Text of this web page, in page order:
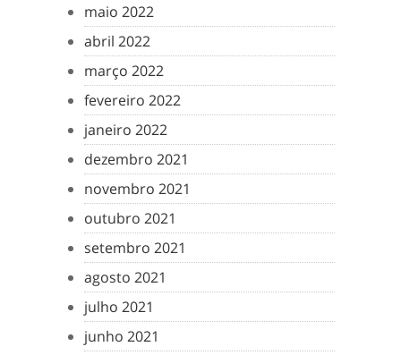
maio 2022
abril 2022
março 2022
fevereiro 2022
janeiro 2022
dezembro 2021
novembro 2021
outubro 2021
setembro 2021
agosto 2021
julho 2021
junho 2021